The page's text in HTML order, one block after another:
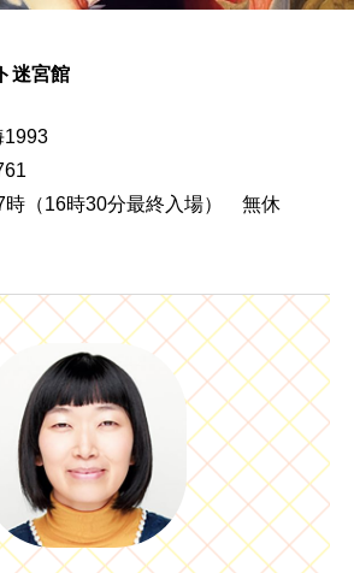
迷宮館
1993
時（16時30分最終入場） 無休